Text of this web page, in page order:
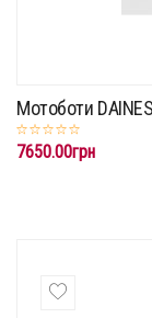
Мотоботи
7650.00грн